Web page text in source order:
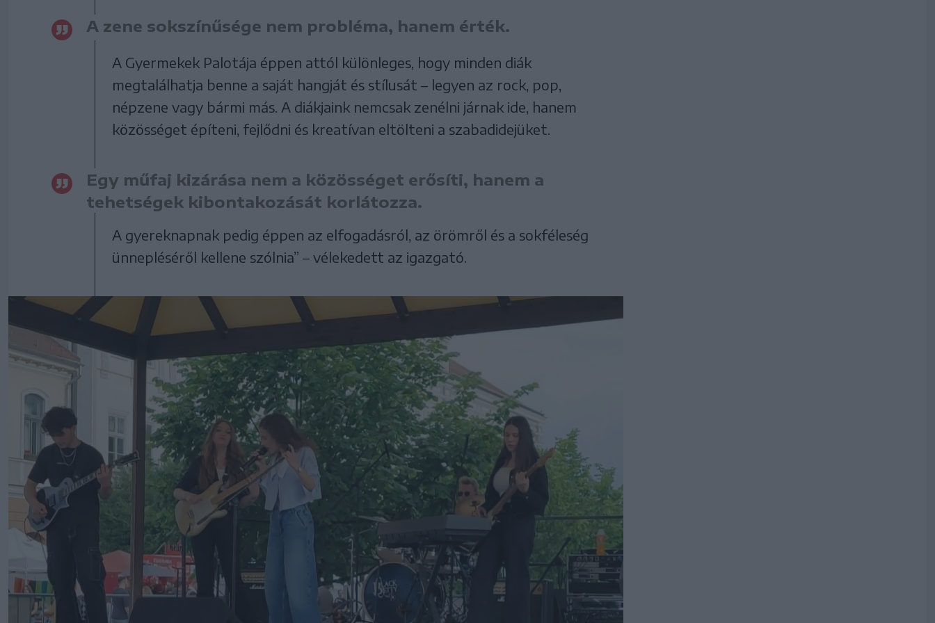
A zene sokszínűsége nem probléma, hanem érték.
A Gyermekek Palotája éppen attól különleges, hogy minden diák
megtalálhatja benne a saját hangját és stílusát – legyen az rock, pop,
népzene vagy bármi más. A diákjaink nemcsak zenélni járnak ide, hanem
közösséget építeni, fejlődni és kreatívan eltölteni a szabadidejüket.
Egy műfaj kizárása nem a közösséget erősíti, hanem a
tehetségek kibontakozását korlátozza.
A gyereknapnak pedig éppen az elfogadásról, az örömről és a sokféleség
ünnepléséről kellene szólnia” – vélekedett az igazgató.